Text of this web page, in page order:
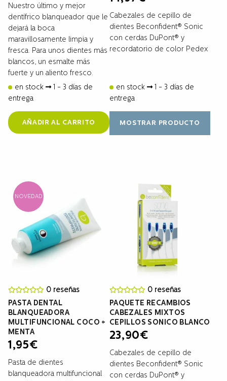
Nuestro último y mejor
dentífrico blanqueador que le
dejará la boca
maravillosamente limpia y
fresca. Para unos dientes más
blancos, un esmalte más
fuerte y un aliento fresco.
en stock
1 - 3 días de
entrega
AÑADIR AL CARRITO
Cabezales de cepillo de
dientes Beconfident® Sonic
con cerdas DuPont® y
recordatorio de color Pedex
en stock
1 - 3 días de
entrega
MOSTRAR PRODUCTO
NOVEDAD
0 reseñas
PASTA DENTAL
BLANQUEADORA
MULTIFUNCIONAL COCO +
MENTA
1,95€
Pasta de dientes
blanqueadora multifuncional
0 reseñas
PAQUETE RECAMBIOS
CABEZALES MIXTOS
CEPILLOS SONICO BLANCO
23,90€
Cabezales de cepillo de
dientes Beconfident® Sonic
con cerdas DuPont® y